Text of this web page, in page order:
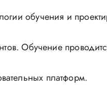
обучения и
Обучение
платформ.